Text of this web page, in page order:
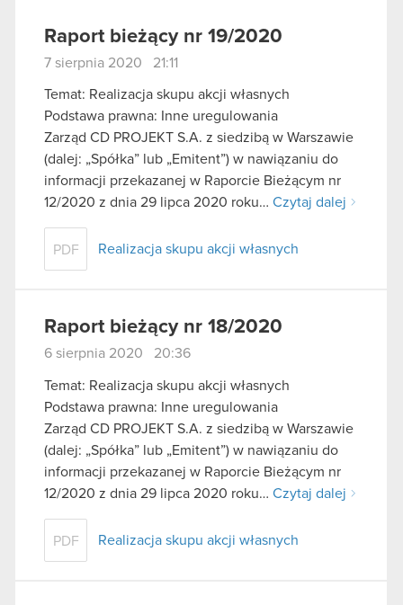
Raport bieżący nr 19/2020
7 sierpnia 2020 21:11
Temat: Realizacja skupu akcji własnych
Podstawa prawna: Inne uregulowania
Zarząd CD PROJEKT S.A. z siedzibą w Warszawie
(dalej: „Spółka” lub „Emitent”) w nawiązaniu do
informacji przekazanej w Raporcie Bieżącym nr
12/2020 z dnia 29 lipca 2020 roku… Czytaj dalej
PDF Realizacja skupu akcji własnych
Raport bieżący nr 18/2020
6 sierpnia 2020 20:36
Temat: Realizacja skupu akcji własnych
Podstawa prawna: Inne uregulowania
Zarząd CD PROJEKT S.A. z siedzibą w Warszawie
(dalej: „Spółka” lub „Emitent”) w nawiązaniu do
informacji przekazanej w Raporcie Bieżącym nr
12/2020 z dnia 29 lipca 2020 roku… Czytaj dalej
PDF Realizacja skupu akcji własnych